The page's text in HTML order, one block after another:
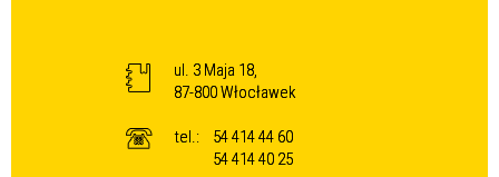
ul. 3 Maja 18,
87-800 Włocławek
tel.:
54 414 44 60
54 414 40 25